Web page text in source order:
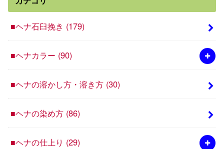
■ヘナ石臼挽き (179)
■ヘナカラー (90)
■ヘナの溶かし方・溶き方 (30)
■ヘナの染め方 (86)
■ヘナの仕上り (29)